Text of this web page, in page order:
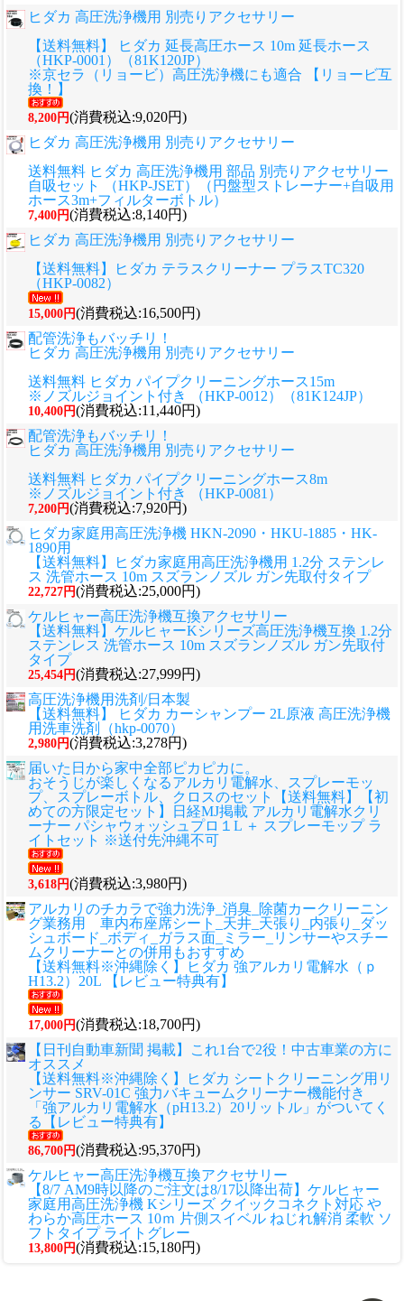
ヒダカ 高圧洗浄機用 別売りアクセサリー
【送料無料】 ヒダカ 延長高圧ホース 10m 延長ホース
（HKP-0001）（81K120JP）
※京セラ（リョービ）高圧洗浄機にも適合 【リョービ互
換！】
8,200円(消費税込:9,020円)
ヒダカ 高圧洗浄機用 別売りアクセサリー
送料無料 ヒダカ 高圧洗浄機用 部品 別売りアクセサリー
自吸セット （HKP-JSET）（円盤型ストレーナー+自吸用
ホース3m+フィルターボトル）
7,400円(消費税込:8,140円)
ヒダカ 高圧洗浄機用 別売りアクセサリー
【送料無料】ヒダカ テラスクリーナー プラスTC320
（HKP-0082）
15,000円(消費税込:16,500円)
配管洗浄もバッチリ！
ヒダカ 高圧洗浄機用 別売りアクセサリー
送料無料 ヒダカ パイプクリーニングホース15m
※ノズルジョイント付き （HKP-0012）（81K124JP）
10,400円(消費税込:11,440円)
配管洗浄もバッチリ！
ヒダカ 高圧洗浄機用 別売りアクセサリー
送料無料 ヒダカ パイプクリーニングホース8m
※ノズルジョイント付き （HKP-0081）
7,200円(消費税込:7,920円)
ヒダカ家庭用高圧洗浄機 HKN-2090・HKU-1885・HK-
1890用
【送料無料】ヒダカ家庭用高圧洗浄機用 1.2分 ステンレ
ス 洗管ホース 10m スズランノズル ガン先取付タイプ
22,727円(消費税込:25,000円)
ケルヒャー高圧洗浄機互換アクセサリー
【送料無料】ケルヒャーKシリーズ高圧洗浄機互換 1.2分
ステンレス 洗管ホース 10m スズランノズル ガン先取付
タイプ
25,454円(消費税込:27,999円)
高圧洗浄機用洗剤/日本製
【送料無料】 ヒダカ カーシャンプー 2L原液 高圧洗浄機
用洗車洗剤（hkp-0070）
2,980円(消費税込:3,278円)
届いた日から家中全部ピカピカに。
おそうじが楽しくなるアルカリ電解水、スプレーモッ
プ、スプレーボトル、クロスのセット
【送料無料】【初
めての方限定セット】日経MJ掲載 アルカリ電解水クリ
ーナー パシャウォッシュプロ１L ＋ スプレーモップ ラ
イトセット ※送付先沖縄不可
3,618円(消費税込:3,980円)
アルカリのチカラで強力洗浄_消臭_除菌カークリーニン
グ業務用 車内布座席シート_天井_天張り_内張り_ダッ
シュボード_ボディ_ガラス面_ミラー_リンサーやスチー
ムクリーナーとの併用もおすすめ
【送料無料※沖縄除く】ヒダカ 強アルカリ電解水（ｐ
H13.2）20L 【レビュー特典有】
17,000円(消費税込:18,700円)
【日刊自動車新聞 掲載】これ1台で2役！中古車業の方に
オススメ
【送料無料※沖縄除く】ヒダカ シートクリーニング用リ
ンサー SRV-01C 強力バキュームクリーナー機能付き
「強アルカリ電解水（pH13.2）20リットル」がついてく
る【レビュー特典有】
86,700円(消費税込:95,370円)
ケルヒャー高圧洗浄機互換アクセサリー
【8/7 AM9時以降のご注文は8/17以降出荷】ケルヒャー
家庭用高圧洗浄機 Kシリーズ クイックコネクト対応 や
わらか高圧ホース 10ｍ 片側スイベル ねじれ解消 柔軟 ソ
フトタイプ ライトグレー
13,800円(消費税込:15,180円)